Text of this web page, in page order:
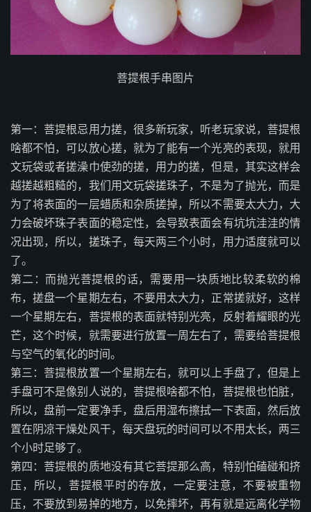
菩提根手串图片
第一：菩提根忌用力搓，很多新玩家，听老玩家说，菩提根
啥都不怕，可以放心搓，就为了能有一个光亮的表现，就用
文玩袋或者搓澡巾使劲的搓，用力的搓，但是，其实这样会
越搓越粗糙的，我们用文玩袋搓珠子，不是为了抛光，而是
为了将表面的一层蜡质和杂质搓掉，所以不需要太大力，大
力会破坏珠子表面的稳定性，会导致表面会有坑坑洼洼的情
况出现，所以，搓珠子，每天两三个小时，用力适度就可以
了。
第二：而抛光菩提根的话，需要用一块质地比较柔软的棉
布，搓盘一个星期左右，不要用太大力，正常搓就好，这样
一个星期左右，菩提根的表面就特别光亮，反射着耀眼的光
芒，这个时候，就需要进行放置一周左右了，需要给菩提根
与空气的氧化的时间。
第三：菩提根放置一个星期左右，就可以上手盘了，但是上
手盘可不是像别人说的，菩提根啥都不怕，菩提根也怕脏，
所以，盘前一定要净手，盘后用湿布擦拭一下表面，然后放
置在阴凉干燥处风干，每天盘玩的时间可以不用太长，两三
个小时足够了。
第四：菩提根的质地没有其它菩提那么高，特别怕磕碰和挤
压，所以，菩提根平时的存放，一定要注意，不要被重物
压，不要放到易掉的地方，以免摔坏，再有就是远离化学物